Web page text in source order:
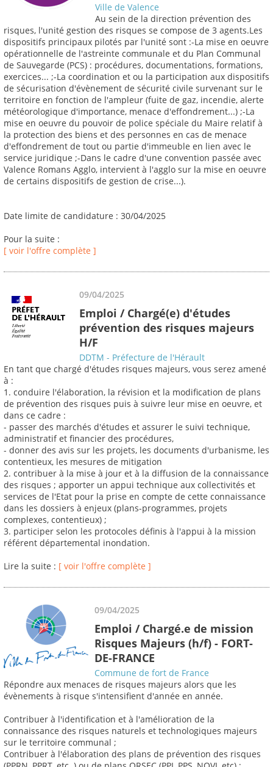
Ville de Valence
Au sein de la direction prévention des
risques, l'unité gestion des risques se compose de 3 agents.Les
dispositifs principaux pilotés par l'unité sont :-La mise en oeuvre
opérationnelle de l'astreinte communale et du Plan Communal
de Sauvegarde (PCS) : procédures, documentations, formations,
exercices... ;-La coordination et ou la participation aux dispositifs
de sécurisation d'évènement de sécurité civile survenant sur le
territoire en fonction de l'ampleur (fuite de gaz, incendie, alerte
météorologique d'importance, menace d'effondrement...) ;-La
mise en oeuvre du pouvoir de police spéciale du Maire relatif à
la protection des biens et des personnes en cas de menace
d'effondrement de tout ou partie d'immeuble en lien avec le
service juridique ;-Dans le cadre d'une convention passée avec
Valence Romans Agglo, intervient à l'agglo sur la mise en oeuvre
de certains dispositifs de gestion de crise...).
Date limite de candidature : 30/04/2025
Pour la suite :
[ voir l'offre complète ]
09/04/2025
Emploi / Chargé(e) d'études
prévention des risques majeurs
H/F
DDTM - Préfecture de l'Hérault
En tant que chargé d'études risques majeurs, vous serez amené
à :
1. conduire l'élaboration, la révision et la modification de plans
de prévention des risques puis à suivre leur mise en oeuvre, et
dans ce cadre :
- passer des marchés d'études et assurer le suivi technique,
administratif et financier des procédures,
- donner des avis sur les projets, les documents d'urbanisme, les
contentieux, les mesures de mitigation
2. contribuer à la mise à jour et à la diffusion de la connaissance
des risques ; apporter un appui technique aux collectivités et
services de l'Etat pour la prise en compte de cette connaissance
dans les dossiers à enjeux (plans-programmes, projets
complexes, contentieux) ;
3. participer selon les protocoles définis à l'appui à la mission
référent départemental inondation.
Lire la suite : [ voir l'offre complète ]
09/04/2025
Emploi / Chargé.e de mission
Risques Majeurs (h/f) - FORT-
DE-FRANCE
Commune de fort de France
Répondre aux menaces de risques majeurs alors que les
évènements à risque s'intensifient d'année en année.
Contribuer à l'identification et à l'amélioration de la
connaissance des risques naturels et technologiques majeurs
sur le territoire communal ;
Contribuer à l'élaboration des plans de prévention des risques